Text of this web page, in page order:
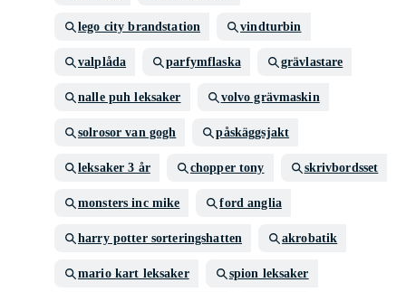
lego city brandstation vindturbin
valplåda parfymflaska grävlastare
nalle puh leksaker volvo grävmaskin
solrosor van gogh påskäggsjakt
leksaker 3 år chopper tony skrivbordsset
monsters inc mike ford anglia
harry potter sorteringshatten akrobatik
mario kart leksaker spion leksaker